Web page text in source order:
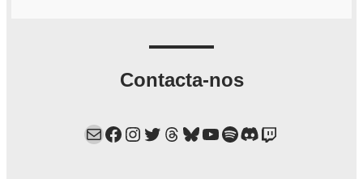
Contacta-nos
Mail Facebook Instagram Twitter Threads Bluesky YouTube Spotify Discord Twitch